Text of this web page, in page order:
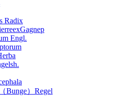
Radix
Engl.
Bunge）Regel